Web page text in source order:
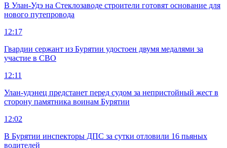
В Улан-Удэ на Стеклозаводе строители готовят основание для
нового путепровода
12:17
Гвардии сержант из Бурятии удостоен двумя медалями за
участие в СВО
12:11
Улан-удэнец предстанет перед судом за непристойный жест в
сторону памятника воинам Бурятии
12:02
В Бурятии инспекторы ДПС за сутки отловили 16 пьяных
водителей